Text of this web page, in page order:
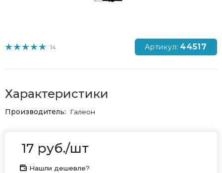
14 Артикул: 44517
Характеристики
Производитель Галеон
17 руб./шт
Нашли дешевле?